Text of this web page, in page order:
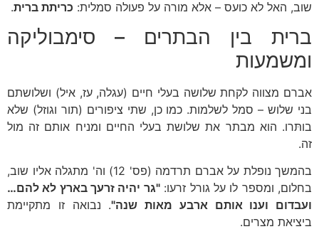
שוב, האל לא כועס – אלא מורה על פעולה סמלית: כריתת ברית.
ברית בין הבתרים – סימבוליקה
ומשמעות
אברם מצווה לקחת שלושה בעלי חיים (עגלה, עז, איל) ושלושתם
בני שלוש – סמל לשלמות. כמו כן, שתי ציפורים (תור וגוזל) שלא
בותּרו. הוא מבתר את שלושת בעלי החיים ומניח אותם זה מול
זה.
בהמשך נופלת על אברם תרדמה (פס' 12) וה' מתגלה אליו שוב,
בחלום, ומספר לו על גורל זרעו:"גר יהיה זרעך בארץ לא להם…
ועבדום וענו אותם ארבע מאות שנה". נבואה זו מתקיימת
ביציאת מצרים.